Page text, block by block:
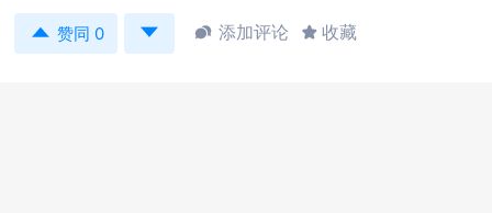
https://lawlawing.com/detail/97a2b9ddb18dde3a?
flag=bil&t=g1yr6ajrgo8y616f&k=premium
 赞同 0   添加评论  收藏